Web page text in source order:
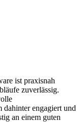
ist praxisnah
zuverlässig.
dahinter engagiert und
an einem guten